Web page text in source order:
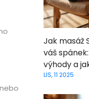
Jak masáž
váš
výhody a
LIS, 11 2025